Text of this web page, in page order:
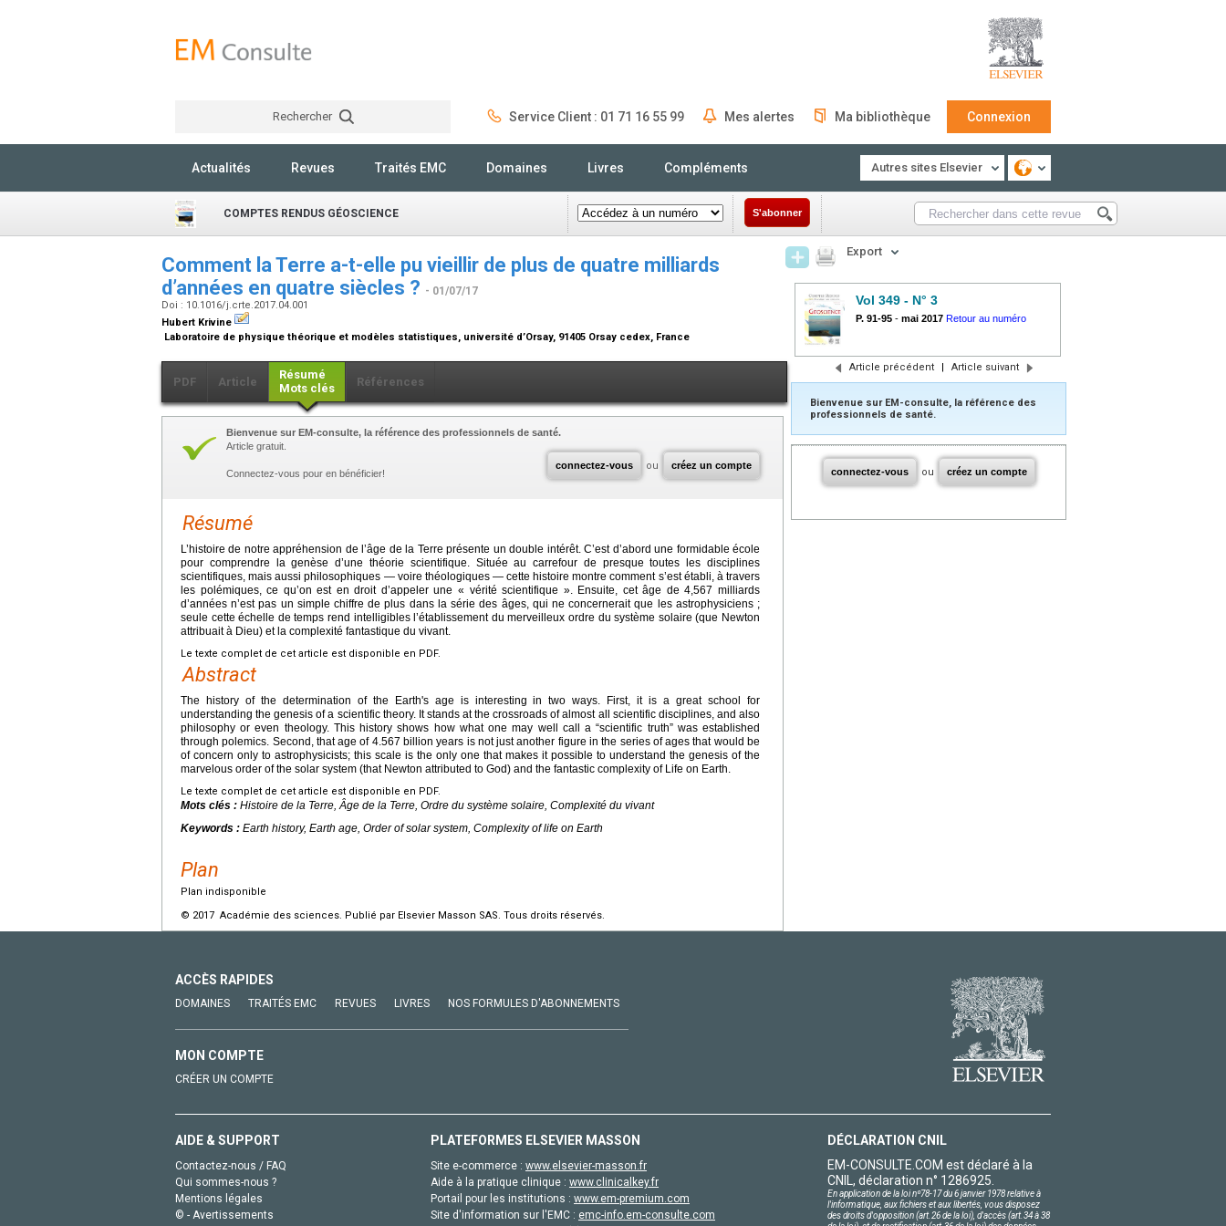
Rechercher Service Client : 01 71 16 55 99 Mes alertes Ma bibliothèque Connexion
Actualités Revues Traités EMC Domaines Livres Compléments Autres sites Elsevier
COMPTES RENDUS GÉOSCIENCE S'abonner
Comment la Terre a-t-elle pu vieillir de plus de quatre milliards
d’années en quatre siècles ? - 01/07/17
Doi : 10.1016/j.crte.2017.04.001
Hubert Krivine
Laboratoire de physique théorique et modèles statistiques, université d’Orsay, 91405 Orsay cedex, France
PDF Article
Résumé
Mots clés
Références
connectez-vous ou créez un compte
Bienvenue sur EM-consulte, la référence des professionnels de santé.
Article gratuit.
Connectez-vous pour en bénéficier!
Résumé
L’histoire de notre appréhension de l’âge de la Terre présente un double intérêt. C’est d’abord une formidable école
pour comprendre la genèse d’une théorie scientifique. Située au carrefour de presque toutes les disciplines
scientifiques, mais aussi philosophiques — voire théologiques — cette histoire montre comment s’est établi, à travers
les polémiques, ce qu’on est en droit d’appeler une « vérité scientifique ». Ensuite, cet âge de 4,567 milliards
d’années n’est pas un simple chiffre de plus dans la série des âges, qui ne concernerait que les astrophysiciens ;
seule cette échelle de temps rend intelligibles l’établissement du merveilleux ordre du système solaire (que Newton
attribuait à Dieu) et la complexité fantastique du vivant.
Le texte complet de cet article est disponible en PDF.
Abstract
The history of the determination of the Earth's age is interesting in two ways. First, it is a great school for
understanding the genesis of a scientific theory. It stands at the crossroads of almost all scientific disciplines, and also
philosophy or even theology. This history shows how what one may well call a “scientific truth” was established
through polemics. Second, that age of 4.567 billion years is not just another figure in the series of ages that would be
of concern only to astrophysicists; this scale is the only one that makes it possible to understand the genesis of the
marvelous order of the solar system (that Newton attributed to God) and the fantastic complexity of Life on Earth.
Le texte complet de cet article est disponible en PDF.
Mots clés : Histoire de la Terre, Âge de la Terre, Ordre du système solaire, Complexité du vivant
Keywords : Earth history, Earth age, Order of solar system, Complexity of life on Earth
Plan
Plan indisponible
© 2017 Académie des sciences. Publié par Elsevier Masson SAS. Tous droits réservés.
Export
Vol 349 - N° 3
P. 91-95 - mai 2017 Retour au numéro
Article précédent | Article suivant
Bienvenue sur EM-consulte, la référence des
professionnels de santé.
connectez-vous ou créez un compte
ACCÈS RAPIDES
DOMAINES TRAITÉS EMC REVUES LIVRES NOS FORMULES D'ABONNEMENTS
MON COMPTE
CRÉER UN COMPTE
AIDE & SUPPORT
Contactez-nous / FAQ
Qui sommes-nous ?
Mentions légales
© - Avertissements
PLATEFORMES ELSEVIER MASSON
Site e-commerce : www.elsevier-masson.fr
Aide à la pratique clinique : www.clinicalkey.fr
Portail pour les institutions : www.em-premium.com
Site d'information sur l'EMC : emc-info.em-consulte.com
DÉCLARATION CNIL
EM-CONSULTE.COM est déclaré à la
CNIL, déclaration n° 1286925.
En application de la loi nº78-17 du 6 janvier 1978 relative à
l'informatique, aux fichiers et aux libertés, vous disposez
des droits d'opposition (art.26 de la loi), d'accès (art.34 à 38